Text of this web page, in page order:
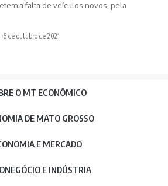
a falta de veículos novos, pela
6 de outubro de 2021
O MT ECONÔMICO
DE MATO GROSSO
E MERCADO
E INDÚSTRIA